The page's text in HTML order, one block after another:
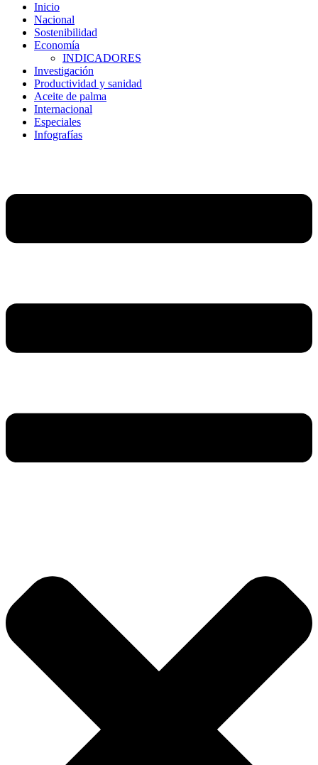
Inicio
Nacional
Sostenibilidad
Economía
INDICADORES
Investigación
Productividad y sanidad
Aceite de palma
Internacional
Especiales
Infografías